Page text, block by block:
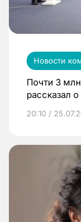
Новости
Почти 3
рассказал
20:10 /